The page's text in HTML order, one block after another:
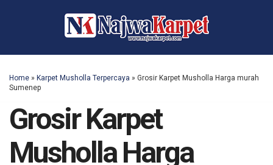
Home » Karpet Musholla Terpercaya » Grosir Karpet Musholla Harga murah
Sumenep
Grosir Karpet
Musholla Harga